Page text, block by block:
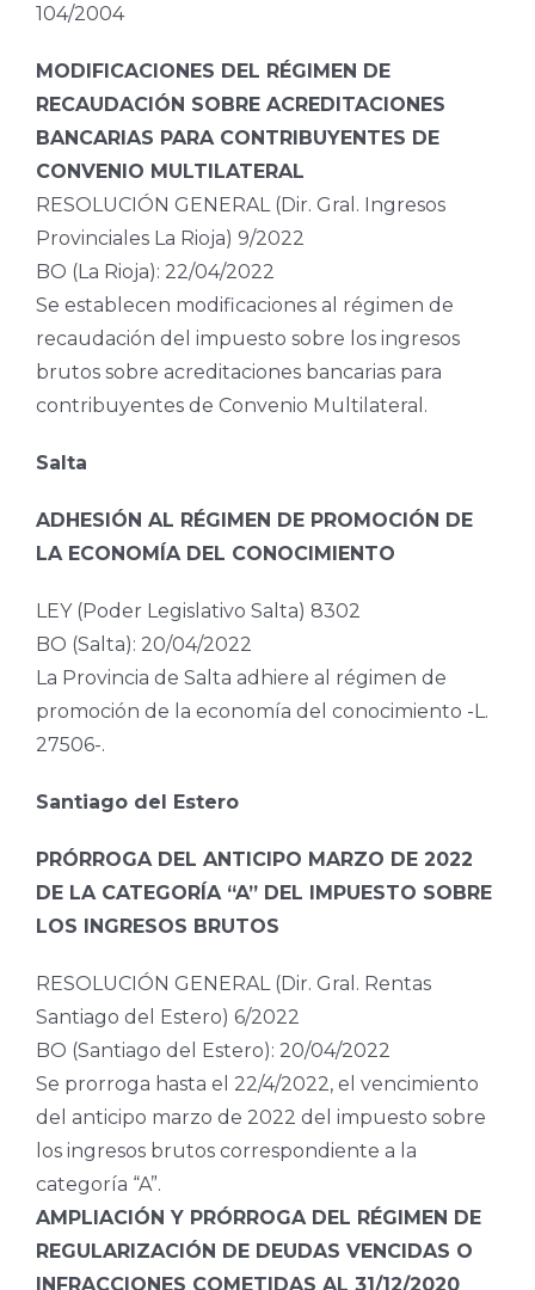
104/2004
MODIFICACIONES DEL RÉGIMEN DE
RECAUDACIÓN SOBRE ACREDITACIONES
BANCARIAS PARA CONTRIBUYENTES DE
CONVENIO MULTILATERAL
RESOLUCIÓN GENERAL (Dir. Gral. Ingresos
Provinciales La Rioja) 9/2022
BO (La Rioja): 22/04/2022
Se establecen modificaciones al régimen de
recaudación del impuesto sobre los ingresos
brutos sobre acreditaciones bancarias para
contribuyentes de Convenio Multilateral.
Salta
ADHESIÓN AL RÉGIMEN DE PROMOCIÓN DE
LA ECONOMÍA DEL CONOCIMIENTO
LEY (Poder Legislativo Salta) 8302
BO (Salta): 20/04/2022
La Provincia de Salta adhiere al régimen de
promoción de la economía del conocimiento -L.
27506-.
Santiago del Estero
PRÓRROGA DEL ANTICIPO MARZO DE 2022
DE LA CATEGORÍA “A” DEL IMPUESTO SOBRE
LOS INGRESOS BRUTOS
RESOLUCIÓN GENERAL (Dir. Gral. Rentas
Santiago del Estero) 6/2022
BO (Santiago del Estero): 20/04/2022
Se prorroga hasta el 22/4/2022, el vencimiento
del anticipo marzo de 2022 del impuesto sobre
los ingresos brutos correspondiente a la
categoría “A”.
AMPLIACIÓN Y PRÓRROGA DEL RÉGIMEN DE
REGULARIZACIÓN DE DEUDAS VENCIDAS O
INFRACCIONES COMETIDAS AL 31/12/2020